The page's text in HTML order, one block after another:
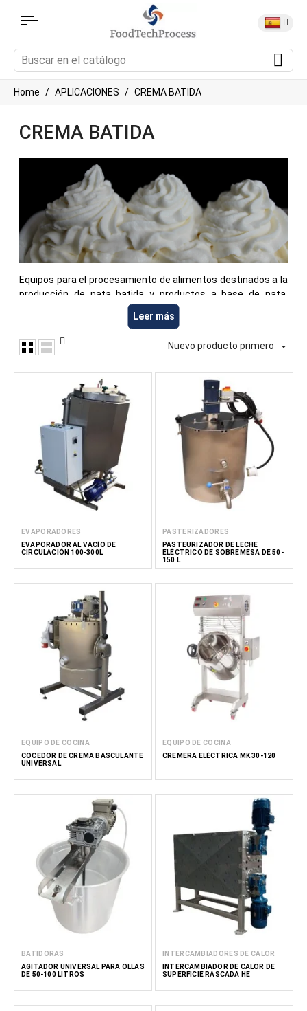
Home APLICACIONES CREMA BATIDA
CREMA BATIDA
Equipos para el procesamiento de alimentos destinados a la
producción de nata batida y productos a base de nata,
incluyendo equipos para el calentamiento, mezcla y
procesamiento de ingredientes lácteos. Estos equipos son
ideales para la preparación de nata batida, coberturas para
postres, rellenos de nata y otros productos lácteos dulces.
lácteos, fabricantes de confitería, establecimientos de
hostelería y restauración (HoReCa) y cocinas profesionales.
Leer menos
Leer más
Nuevo producto primero 
EVAPORADORES
EVAPORADOR AL VACÍO DE
CIRCULACIÓN 100-300L
PASTERIZADORES
PASTEURIZADOR DE LECHE
ELÉCTRICO DE SOBREMESA DE 50-
150 L
EQUIPO DE COCINA
COCEDOR DE CREMA BASCULANTE
UNIVERSAL
EQUIPO DE COCINA
CREMERA ELÉCTRICA MK 30-120
BATIDORAS
AGITADOR UNIVERSAL PARA OLLAS
DE 50-100 LITROS
INTERCAMBIADORES DE CALOR
INTERCAMBIADOR DE CALOR DE
SUPERFICIE RASCADA HE